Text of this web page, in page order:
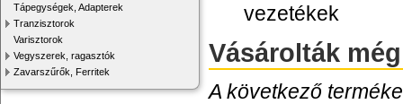
Tápegységek, Adapterek
Tranzisztorok
Varisztorok
Vegyszerek, ragasztók
Zavarszűrők, Ferritek
vezetékek
Vásárolták még
A következő